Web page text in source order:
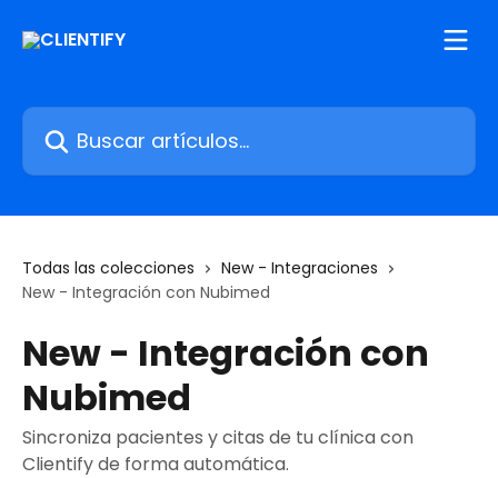
Buscar artículos...
Todas las colecciones
New - Integraciones
New - Integración con Nubimed
New - Integración con
Nubimed
Sincroniza pacientes y citas de tu clínica con
Clientify de forma automática.